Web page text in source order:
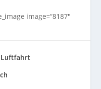
image=“8187″
Luftfahrt